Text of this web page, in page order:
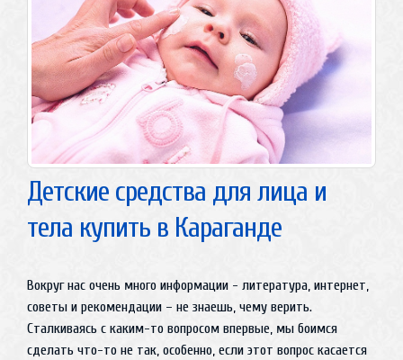
Детские средства для лица и
тела купить в Караганде
Вокруг нас очень много информации - литература, интернет,
советы и рекомендации – не знаешь, чему верить.
Сталкиваясь с каким-то вопросом впервые, мы боимся
сделать что-то не так, особенно, если этот вопрос касается